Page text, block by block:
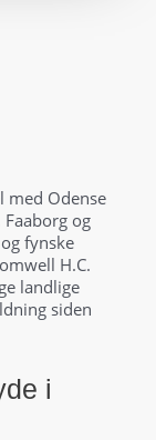
med Odense
og
fynske
H.C.
landlige
siden
i